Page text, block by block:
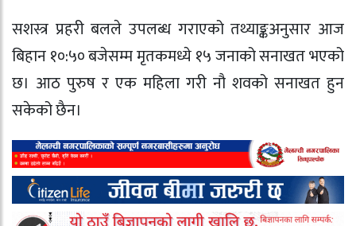
सशस्त्र प्रहरी बलले उपलब्ध गराएको तथ्याङ्कअनुसार आज
बिहान १०:५० बजेसम्म मृतकमध्ये १५ जनाको सनाखत भएको
छ। आठ पुरुष र एक महिला गरी नौ शवको सनाखत हुन
सकेको छैन।